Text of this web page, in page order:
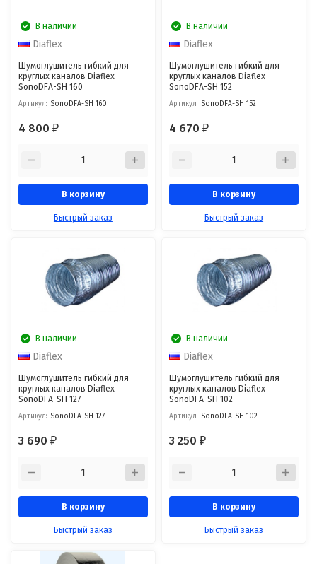
В наличии
Diaflex
Шумоглушитель гибкий для
круглых каналов Diaflex
SonoDFА-SH 160
Артикул: SonoDFА-SH 160
4 800₽
В корзину
Быстрый заказ
В наличии
Diaflex
Шумоглушитель гибкий для
круглых каналов Diaflex
SonoDFА-SH 152
Артикул: SonoDFА-SH 152
4 670₽
В корзину
Быстрый заказ
В наличии
Diaflex
Шумоглушитель гибкий для
круглых каналов Diaflex
SonoDFА-SH 127
Артикул: SonoDFА-SH 127
3 690₽
В корзину
Быстрый заказ
В наличии
Diaflex
Шумоглушитель гибкий для
круглых каналов Diaflex
SonoDFА-SH 102
Артикул: SonoDFА-SH 102
3 250₽
В корзину
Быстрый заказ